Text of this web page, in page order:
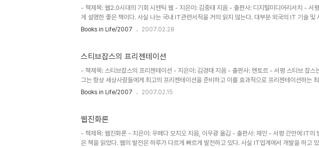
- 책제목: 웹2.0시대의 기회 시맨틱 웹 - 지은이: 김중태 지음 - 출판사: 디지털미디어리서치 - 서
게 설명한 좋은 책이다. 사실 나는 국내 IT관련서적을 거의 읽지 않는다. 대부분 외국의 IT 기술 및
내에서는 항상 따라가느라 바쁘기 때문이다. 웹 2.0이란 용어가 처음 나왔을때 난 http://
라 사람들이 항상 착각하는것 중에 하나가 우리나..
Books in Life/2007 2007.02.28
스티브잡스의 프리젠테이션
- 책제목: 스티브잡스의 프리젠테이션 - 지은이: 김경태 지음 - 출판사: 멘토르 - 서평 스티브 잡
그는 항상 세상사람들에게 최고의 프리젠테이션을 준비하고 이를 효과적으로 프리젠테이션하는
http://www.apple.com/quicktime/qtv/specialeventoct05/index.html 여기에 최고의 프리
테이션을 효과적으로 파악했다는 것외에 책에서 느낄 수 있는 ..
Books in Life/2007 2007.02.15
웹진화론
- 책제목: 웹진화론 - 지은이: 우메다 모치오 지음, 이우광 옮김 - 출판사: 재인 - 서평 간만에 IT의
은 책을 읽었다. 웹의 발전은 하루가 다르게 빠르게 발전하고 있다. 사실 IT업계에서 개발을 하고